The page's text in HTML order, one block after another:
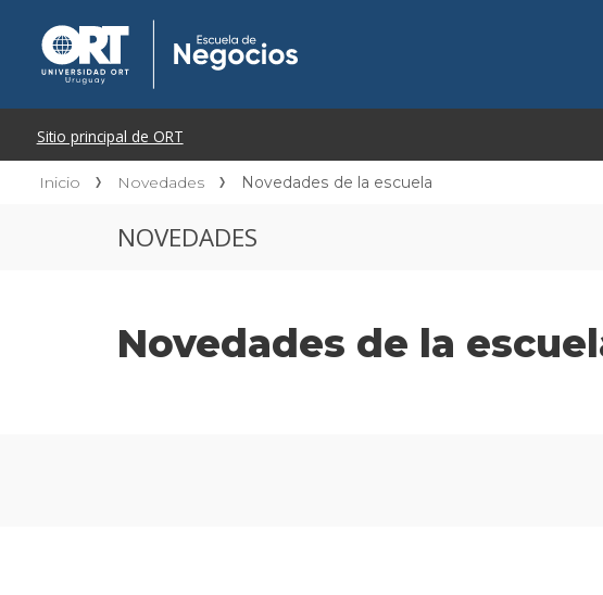
Inicio Novedades Novedades de la escuela
NOVEDADES
Novedades de la